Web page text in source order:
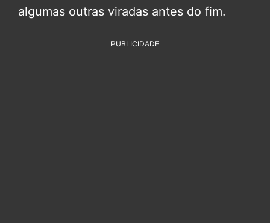
algumas outras viradas antes do fim.
PUBLICIDADE